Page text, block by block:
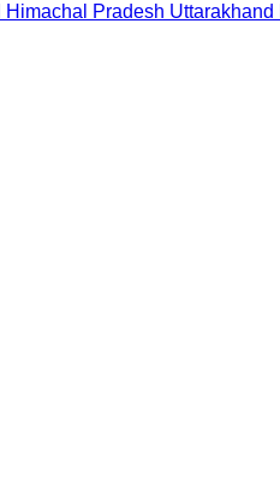
Himachal Pradesh Uttarakhand